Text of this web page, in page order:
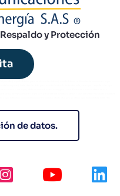
y Protección
de datos.